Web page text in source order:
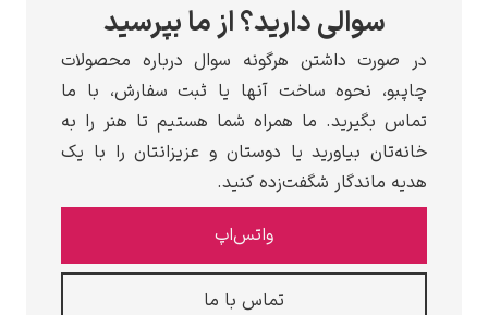
سوالی دارید؟ از ما بپرسید
صورت داشتن هرگونه سوال درباره محصولات
نحوه ساخت آنها یا ثبت سفارش، با ما
بگیرید. ما همراه شما هستیم تا هنر را به
بیاورید یا دوستان و عزیزانتان را با یک
ماندگار شگفت‌زده کنید.
تماس با ما